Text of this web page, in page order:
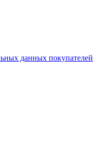
данных покупателей